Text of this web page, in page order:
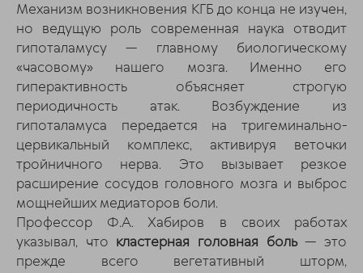
Механизм возникновения КГБ до конца не изучен,
но ведущую роль современная наука отводит
гипоталамусу — главному биологическому
«часовому» нашего мозга. Именно его
гиперактивность объясняет строгую
периодичность атак. Возбуждение из
гипоталамуса передается на тригеминально-
цервикальный комплекс, активируя веточки
тройничного нерва. Это вызывает резкое
расширение сосудов головного мозга и выброс
мощнейших медиаторов боли.
Профессор Ф.А. Хабиров в своих работах
указывал, что кластерная головная боль— это
прежде всего вегетативный шторм,